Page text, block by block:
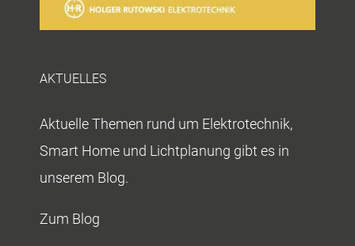
AKTUELLES
Aktuelle Themen rund um Elektrotechnik,
Smart Home und Lichtplanung gibt es in
unserem Blog.
Zum Blog